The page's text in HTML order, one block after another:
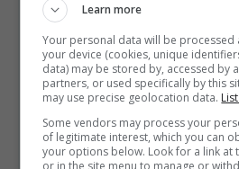
DROIT ET MÉTIERS RELIÉS À LA
EST PRÉSENTÉ PAR
Groupe Montpetit Montréal,
Autres offres de l'entreprise
Learn more
Your personal data will be
your device (cookies, unique
data) may be stored by, accessed by
partners, or used specifically by this
may use precise geolocation data.
Some vendors may process your
of legitimate interest, which you can
your options below. Look for a link at
or in the site menu to manage or